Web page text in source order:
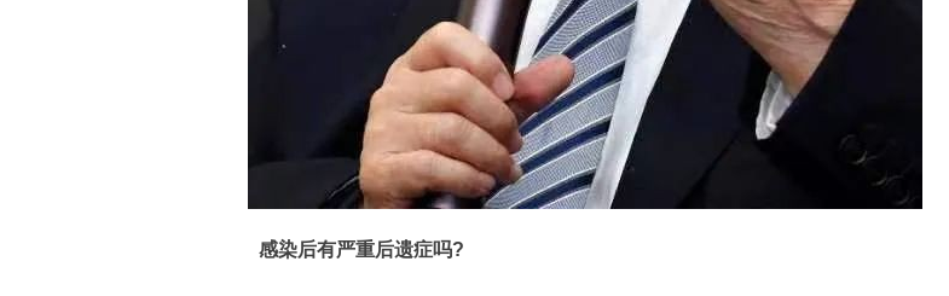
感染后有严重后遗症吗?